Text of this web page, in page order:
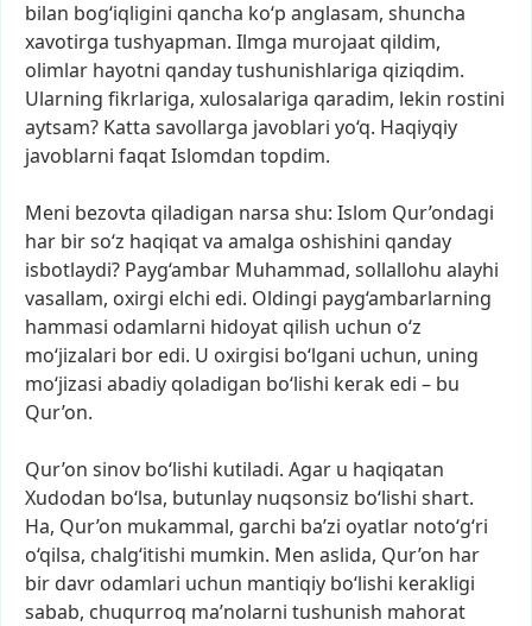
bilan bog‘iqligini qancha ko‘p anglasam, shuncha
xavotirga tushyapman. Ilmga murojaat qildim,
olimlar hayotni qandaytushunishlariga qiziqdim.
Ularning fikrlariga, xulosalariga qaradim, lekin rostini
aytsam? Katta savollarga javoblari yo‘q. Haqiyqiy
javoblarni faqatIslomdan topdim.
Meni bezovta qiladigan narsa shu: Islom Qur’ondagi
har birso‘z haqiqatva amalga oshishini qanday
isbotlaydi? Payg‘ambar Muhammad, sollallohu alayhi
vasallam, oxirgi elchi edi. Oldingi payg‘ambarlarning
hammasi odamlarni hidoyat qilish uchun o‘z
mo‘jizalari bor edi. U oxirgisi bo‘lgani uchun, uning
mo‘jizasi abadiy qoladigan bo‘lishi kerak edi – bu
Qur’on.
Qur’on sinov bo‘lishi kutiladi. Agar u haqiqatan
Xudodan bo‘lsa, butunlay nuqsonsiz bo‘lishi shart.
Ha, Qur’on mukammal, garchi ba’zi oyatlar noto‘g‘ri
o‘qilsa, chalg‘itishi mumkin. Men aslida, Qur’on har
bir davr odamlari uchun mantiqiy bo‘lishi kerakligi
sabab, chuqurroq ma’nolarni tushunish mahorat